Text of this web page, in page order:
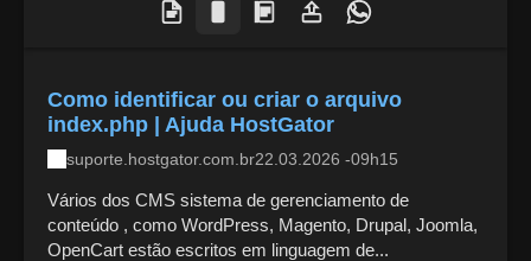
Como identificar ou criar o arquivo
index.php | Ajuda HostGator
suporte.hostgator.com.br22.03.2026 -09h15
Vários dos CMS sistema de gerenciamento de
conteúdo , como WordPress, Magento, Drupal, Joomla,
OpenCart estão escritos em linguagem de...